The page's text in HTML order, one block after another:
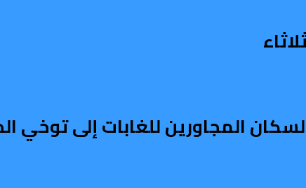
المجاورين للغابات إلى توخي